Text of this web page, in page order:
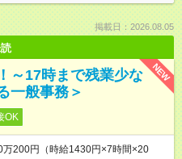
掲載日：2026.08.05
NEW
～17時まで残業少な
一般事務＞
OK
200円（時給1430円×7時間×20